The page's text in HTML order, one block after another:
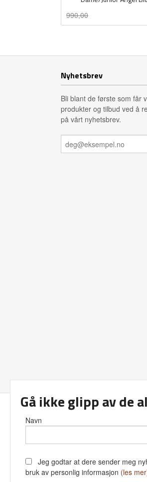
990,00
mva.
Nyhetsbrev
Bli blant de første som får
produkter og tilbud ved å
på vårt nyhetsbrev.
Gå ikke glipp av de
Navn
Jeg godtar at dere sender meg
bruk av personlig informasjon (les